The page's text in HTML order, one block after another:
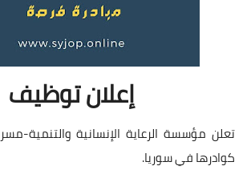
إعلان توظيف
تعلن مؤسسة الرعاية الإنسانية والتنمية-
كوادرها في سوريا.